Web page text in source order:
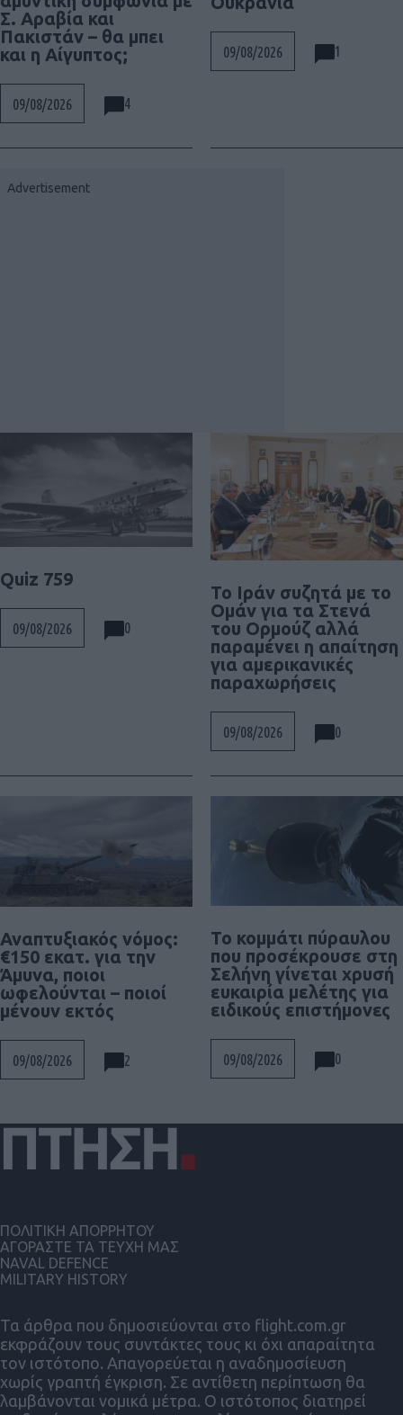
Σ. Αραβία και
Πακιστάν – θα μπει
και η Αίγυπτος;
09/08/2026 4
09/08/2026 1
Quiz 759
09/08/2026 0
To Ιράν συζητά με το
Ομάν για τα Στενά
του Ορμούζ αλλά
παραμένει η απαίτηση
για αμερικανικές
παραχωρήσεις
09/08/2026 0
Αναπτυξιακός νόμος:
€150 εκατ. για την
Άμυνα, ποιοι
ωφελούνται – ποιοί
μένουν εκτός
09/08/2026 2
Το κομμάτι πύραυλου
που προσέκρουσε στη
Σελήνη γίνεται χρυσή
ευκαιρία μελέτης για
ειδικούς επιστήμονες
09/08/2026 0
Τα άρθρα που δημοσιεύονται στο flight.com.gr
εκφράζουν τους συντάκτες τους κι όχι απαραίτητα
τον ιστότοπο. Απαγορεύεται η αναδημοσίευση
χωρίς γραπτή έγκριση. Σε αντίθετη περίπτωση θα
λαμβάνονται νομικά μέτρα. Ο ιστότοπος διατηρεί
ΠΟΛΙΤΙΚΗ ΑΠΟΡΡΗΤΟΥ
ΑΓΟΡΑΣΤΕ ΤΑ ΤΕΥΧΗ ΜΑΣ
NAVAL DEFENCE
MILITARY HISTORY